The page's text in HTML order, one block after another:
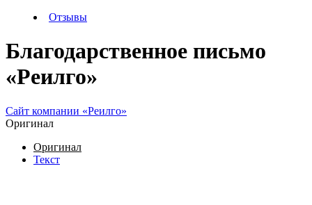
Отзывы
Благодарственное письмо
«Реилго»
Сайт компании «Реилго»
Оригинал
Оригинал
Текст